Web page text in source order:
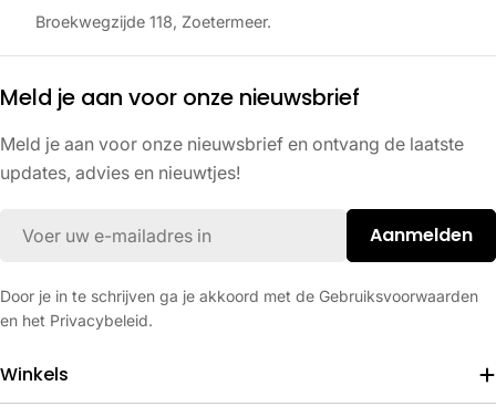
Broekwegzijde 118, Zoetermeer.
Meld je aan voor onze nieuwsbrief
Meld je aan voor onze nieuwsbrief en ontvang de laatste
updates, advies en nieuwtjes!
Aanmelden
Door je in te schrijven ga je akkoord met de Gebruiksvoorwaarden
en het Privacybeleid.
Winkels